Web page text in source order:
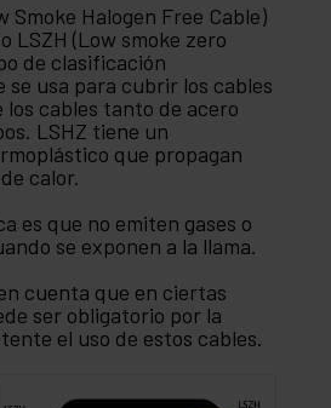
Smoke Halogen Free Cable)
LSZH (Low smoke zero
de clasificación
usa para cubrir los cables
cables tanto de acero
LSHZ tiene un
que propagan
calor.
es que no emiten gases o
se exponen a la llama.
cuenta que en ciertas
ser obligatorio por la
el uso de estos cables.